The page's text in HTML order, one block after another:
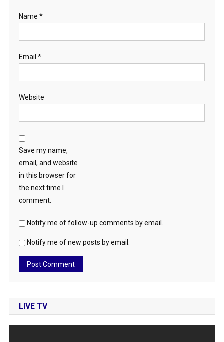
Name *
Email *
Website
Save my name,
email, and website
in this browser for
the next time I
comment.
Notify me of follow-up comments by email.
Notify me of new posts by email.
LIVE TV